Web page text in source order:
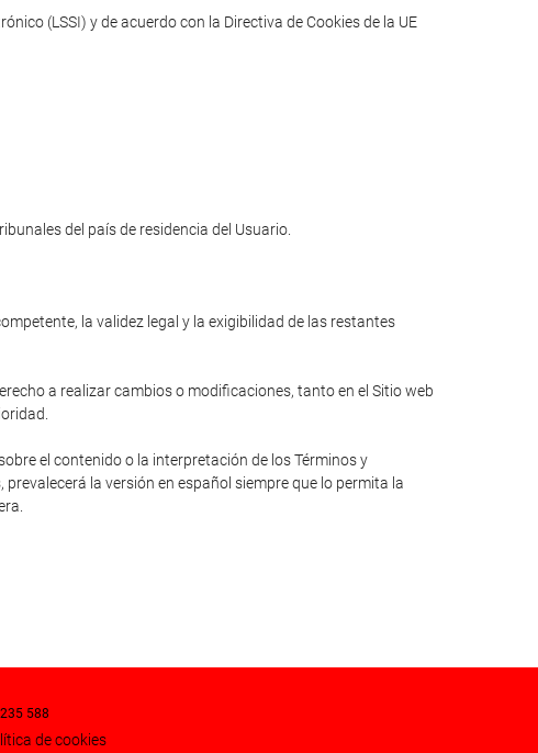
(LSSI) y de acuerdo con la Directiva de Cookies de la UE
del país de residencia del Usuario.
la validez legal y la exigibilidad de las restantes
a realizar cambios o modificaciones, tanto en el Sitio web
el contenido o la interpretación de los Términos y
la versión en español siempre que lo permita la
588
de cookies